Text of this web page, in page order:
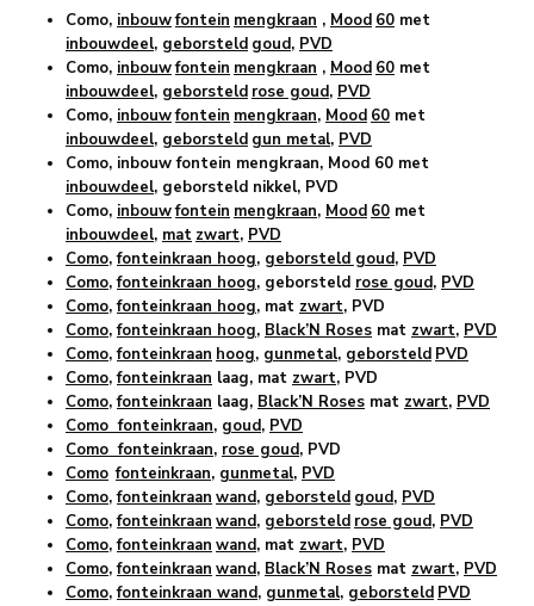
Como, inbouwfontein mengkraan , Mood 60 met
inbouwdeel, geborsteld goud, PVD
Como, inbouwfontein mengkraan , Mood 60 met
inbouwdeel, geborsteld rose goud, PVD
Como, inbouwfontein mengkraan, Mood 60 met
inbouwdeel, geborsteld gun metal, PVD
Como, inbouw fontein mengkraan, Mood 60 met
inbouwdeel, geborsteld nikkel, PVD
Como, inbouwfontein mengkraan, Mood 60 met
inbouwdeel, mat zwart, PVD
Como,fonteinkraan hoog, geborsteld goud, PVD
Como,fonteinkraan hoog, geborsteld rose goud, PVD
Como,fonteinkraan hoog, mat zwart, PVD
Como,fonteinkraan hoog, Black’N Roses mat zwart, PVD
Como,fonteinkraan hoog, gunmetal, geborsteld PVD
Como,fonteinkraan laag, mat zwart, PVD
Como,fonteinkraan laag, Black’N Roses mat zwart, PVD
Como fonteinkraan, goud, PVD
Como fonteinkraan, rose goud, PVD
Como fonteinkraan, gunmetal, PVD
Como,fonteinkraan wand, geborsteld goud, PVD
Como,fonteinkraan wand, geborsteld rose goud, PVD
Como,fonteinkraan wand, mat zwart, PVD
Como,fonteinkraan wand, Black’N Roses mat zwart, PVD
Como,fonteinkraan wand, gunmetal, geborsteld PVD